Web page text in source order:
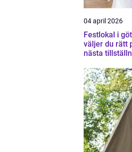
04 april 2026
Festlokal i
väljer du rätt
nästa